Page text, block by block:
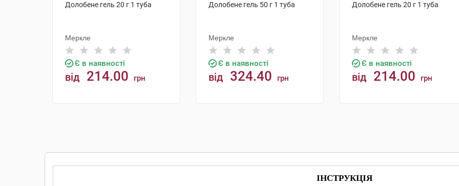
Долобене гель 20 г 1 туба
Меркле
Є в наявності
від 214.00 грн
Долобене гель 50 г 1 туба
Меркле
Є в наявності
від 324.40 грн
Долобене гель 20 г 1 туба
Меркле
Є в наявності
від 214.00 грн